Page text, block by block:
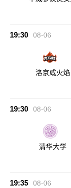
19:30 08-06
洛京咸火焰
19:30 08-06
清华大学
19:35 08-06